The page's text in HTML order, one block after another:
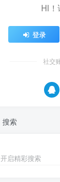
HI
登录
社交
搜索
开启精彩搜索